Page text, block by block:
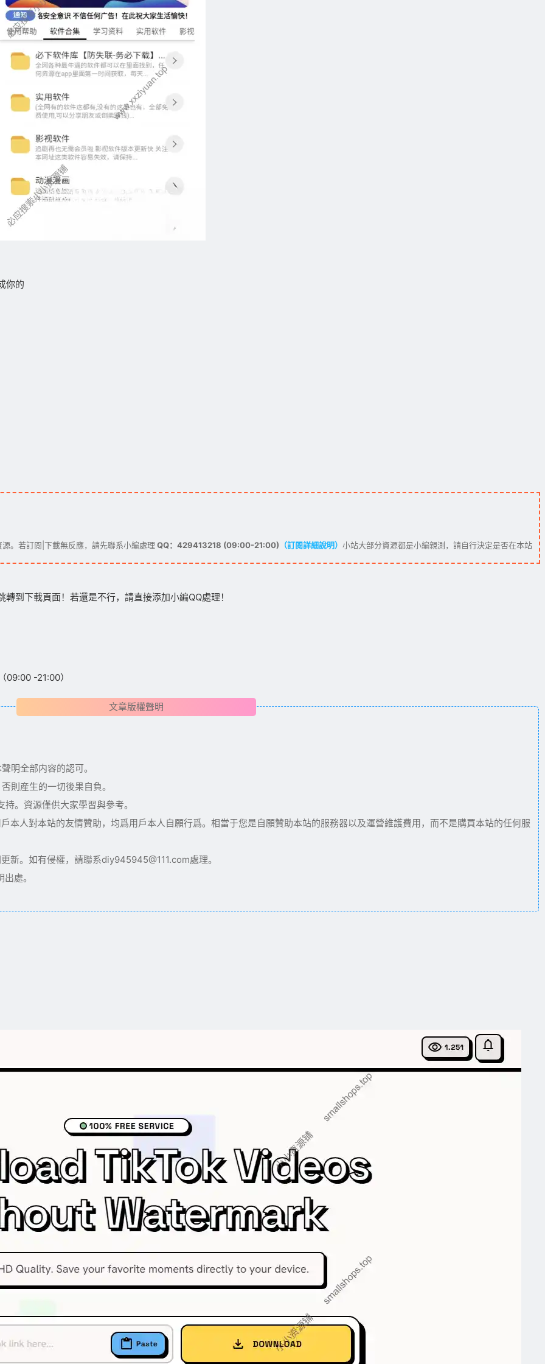
你的
。若訂閱|下載無反應，請先聯系小編處理 QQ：429413218 (09:00-21:00) （訂閱詳細說明） 小站大部分資源都是小編親測，請自行決定是否在本站
到下載頁面！若還是不行，請直接添加小編QQ處理！
09:00 -21:00）
文章版權聲明
明全部内容的認可。
則産生的一切後果自負。
。資源僅供大家學習與參考。
本人對本站的友情贊助，均爲用戶本人自願行爲。相當于您是自願贊助本站的服務器以及運營維護費用，而不是購買本站的任何服
新。如有侵權，請聯系diy945945@111.com處理。
處。